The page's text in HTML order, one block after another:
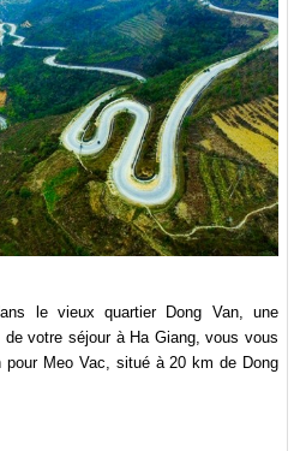
le vieux quartier Dong Van, une
votre séjour à Ha Giang, vous vous
pour Meo Vac, situé à 20 km de Dong